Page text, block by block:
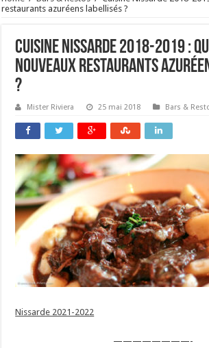
restaurants azuréens labellisés ?
Cuisine Nissarde 2018-2019 :
nouveaux restaurants
?
Mister Riviera 25 mai 2018 Bars &
Nissarde 2021-2022
————————-